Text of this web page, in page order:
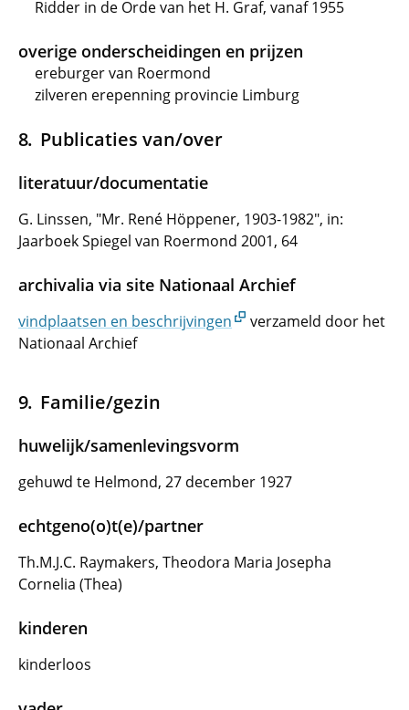
Ridder in de Orde van het H. Graf, vanaf 1955
overige onderscheidingen en prijzen
ereburger van Roermond
zilveren erepenning provincie Limburg
Publicaties van/over
literatuur/documentatie
G. Linssen, "Mr. René Höppener, 1903-1982", in:
Jaarboek Spiegel van Roermond 2001, 64
archivalia via site Nationaal Archief
vindplaatsen en beschrijvingen
verzameld door het
Nationaal Archief
Familie/gezin
huwelijk/samenlevingsvorm
gehuwd te Helmond, 27 december 1927
echtgeno(o)t(e)/partner
Th.M.J.C. Raymakers, Theodora Maria Josepha
Cornelia (Thea)
kinderen
kinderloos